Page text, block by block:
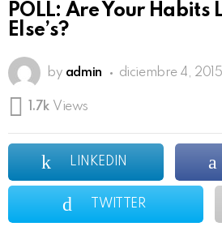
POLL: Are Your Habits
Else’s?
by admin diciembre 4,
1.7k Views
LINKEDIN
TWITTER